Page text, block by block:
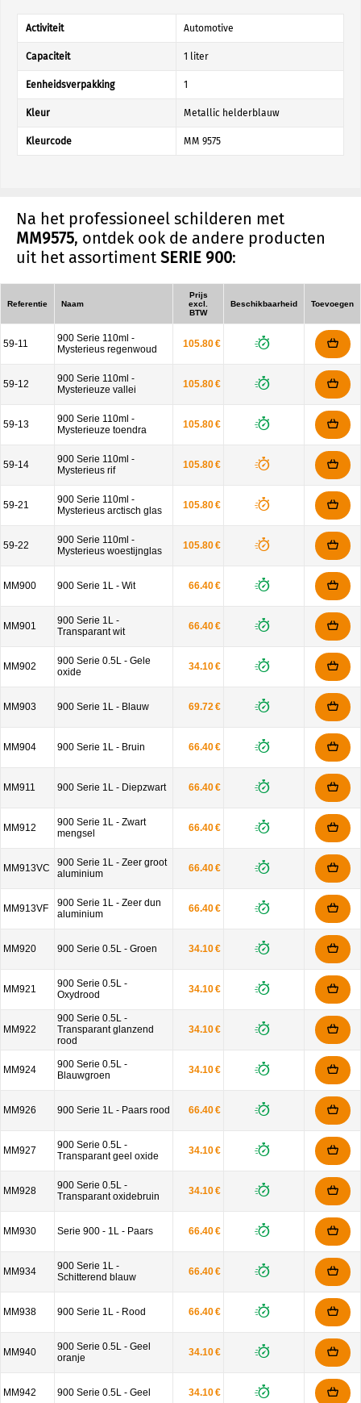
Activiteit Automotive
Capaciteit 1 liter
Eenheidsverpakking 1
Kleur Metallic helderblauw
Kleurcode MM 9575
Na het professioneel schilderen met
MM9575, ontdek ook de andere producten
uit het assortiment SERIE 900:
Referentie Naam
Prijs
excl.
BTW
Beschikbaarheid Toevoegen
59-11
900 Serie 110ml -
Mysterieus regenwoud
105.80 €
59-12
900 Serie 110ml -
Mysterieuze vallei
105.80 €
59-13
900 Serie 110ml -
Mysterieuze toendra
105.80 €
59-14
900 Serie 110ml -
Mysterieus rif
105.80 €
59-21
900 Serie 110ml -
Mysterieus arctisch glas
105.80 €
59-22
900 Serie 110ml -
Mysterieus woestijnglas
105.80 €
MM900 900 Serie 1L - Wit 66.40 €
MM901
900 Serie 1L -
Transparant wit
66.40 €
MM902
900 Serie 0.5L - Gele
oxide
34.10 €
MM903 900 Serie 1L - Blauw 69.72 €
MM904 900 Serie 1L - Bruin 66.40 €
MM911 900 Serie 1L - Diepzwart 66.40 €
MM912
900 Serie 1L - Zwart
mengsel
66.40 €
MM913VC
900 Serie 1L - Zeer groot
aluminium
66.40 €
MM913VF
900 Serie 1L - Zeer dun
aluminium
66.40 €
MM920 900 Serie 0.5L - Groen 34.10 €
MM921
900 Serie 0.5L -
Oxydrood
34.10 €
MM922
900 Serie 0.5L -
Transparant glanzend
rood
34.10 €
MM924
900 Serie 0.5L -
Blauwgroen
34.10 €
MM926 900 Serie 1L - Paars rood 66.40 €
MM927
900 Serie 0.5L -
Transparant geel oxide
34.10 €
MM928
900 Serie 0.5L -
Transparant oxidebruin
34.10 €
MM930 Serie 900 - 1L - Paars 66.40 €
MM934
900 Serie 1L -
Schitterend blauw
66.40 €
MM938 900 Serie 1L - Rood 66.40 €
MM940
900 Serie 0.5L - Geel
oranje
34.10 €
MM942 900 Serie 0.5L - Geel 34.10 €